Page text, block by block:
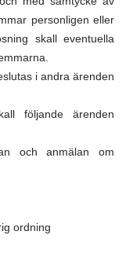
personligen eller
skall eventuella
i andra ärenden
följande ärenden
och anmälan om
ordning